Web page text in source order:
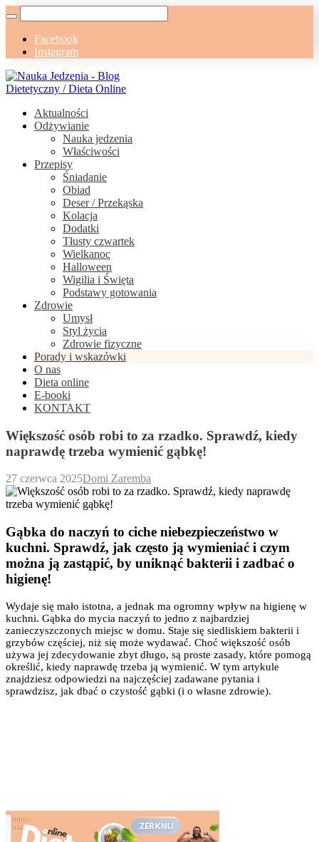
Facebook
Instagram
Aktualności
Odżywianie
Nauka jedzenia
Właściwości
Przepisy
Śniadanie
Obiad
Deser / Przekąska
Kolacja
Dodatki
Tłusty czwartek
Wielkanoc
Halloween
Wigilia i Święta
Podstawy gotowania
Zdrowie
Umysł
Styl życia
Zdrowie fizyczne
Porady i wskazówki
O nas
Dieta online
E-booki
KONTAKT
Większość osób robi to za rzadko. Sprawdź, kiedy
naprawdę trzeba wymienić gąbkę!
27 czerwca 2025Domi Zaremba
Gąbka do naczyń to ciche niebezpieczeństwo w
kuchni. Sprawdź, jak często ją wymieniać i czym
można ją zastąpić, by uniknąć bakterii i zadbać o
higienę!
Wydaje się mało istotna, a jednak ma ogromny wpływ na higienę w
kuchni. Gąbka do mycia naczyń to jedno z najbardziej
zanieczyszczonych miejsc w domu. Staje się siedliskiem bakterii i
grzybów częściej, niż się może wydawać. Choć większość osób
używa jej zdecydowanie zbyt długo, są proste zasady, które pomogą
określić, kiedy naprawdę trzeba ją wymienić. W tym artykule
znajdziesz odpowiedzi na najczęściej zadawane pytania i
sprawdzisz, jak dbać o czystość gąbki (i o własne zdrowie).